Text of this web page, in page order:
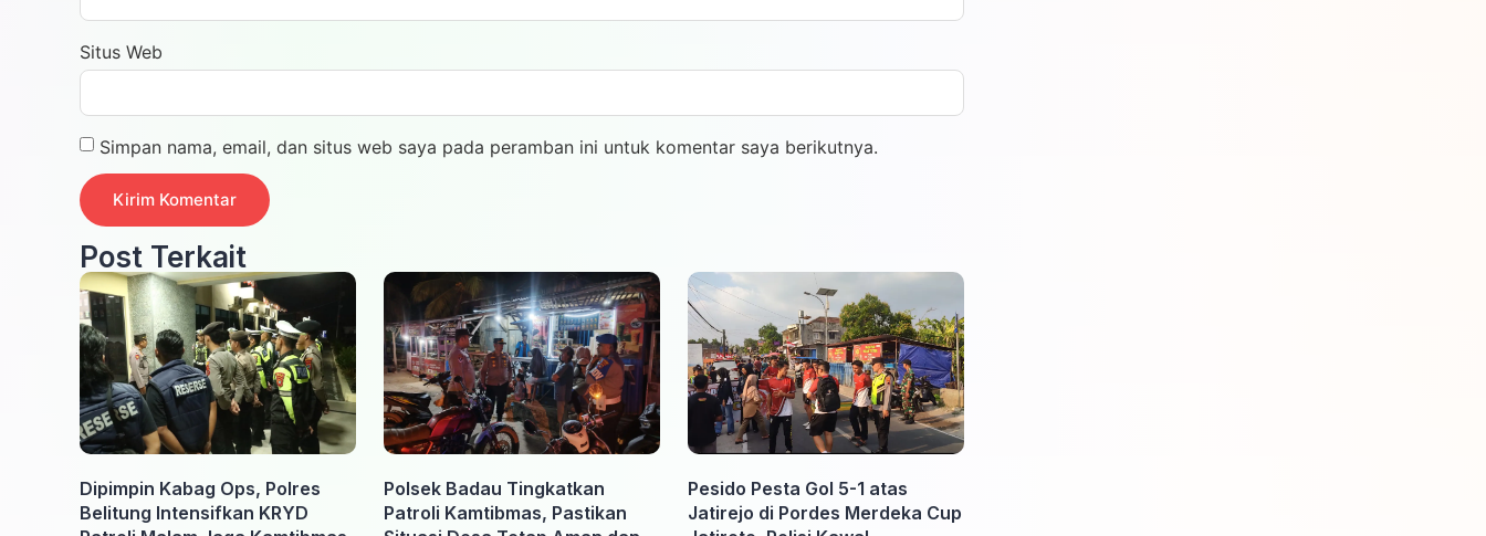
Situs Web
Simpan nama, email, dan situs web saya pada peramban ini untuk komentar saya berikutnya.
Post Terkait
Dipimpin Kabag Ops, Polres
Belitung Intensifkan KRYD
Polsek Badau Tingkatkan
Patroli Kamtibmas, Pastikan
Pesido Pesta Gol 5-1 atas
Jatirejo di Pordes Merdeka Cup